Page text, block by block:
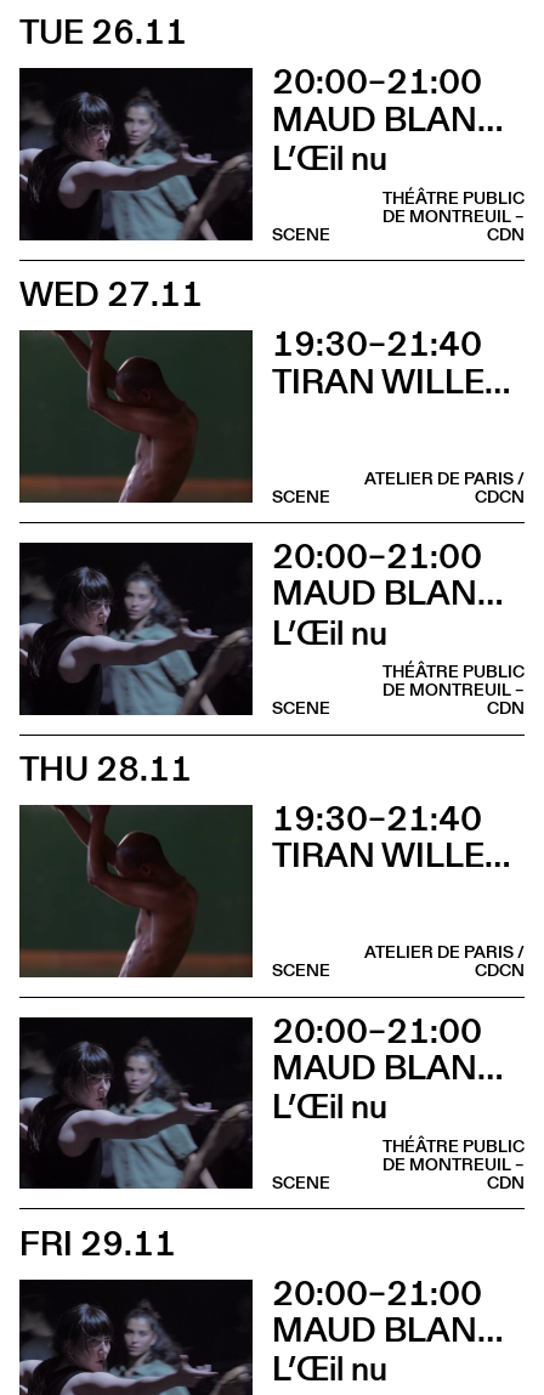
TUE 26.11
20:00–21:00
MAUD BLANDEL
L’Œil nu
THÉÂTRE PUBLIC
DE MONTREUIL –
CDN
SCENE
WED 27.11
19:30–21:40
TIRAN WILLEMSE / AURÉLIEN DOUGÉ
ATELIER DE PARIS /
CDCN
SCENE
20:00–21:00
MAUD BLANDEL
L’Œil nu
THÉÂTRE PUBLIC
DE MONTREUIL –
CDN
SCENE
THU 28.11
19:30–21:40
TIRAN WILLEMSE / AURÉLIEN DOUGÉ
ATELIER DE PARIS /
CDCN
SCENE
20:00–21:00
MAUD BLANDEL
L’Œil nu
THÉÂTRE PUBLIC
DE MONTREUIL –
CDN
SCENE
FRI 29.11
20:00–21:00
MAUD BLANDEL
L’Œil nu